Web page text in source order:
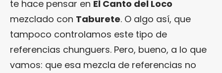
te hace pensar en El Canto del Loco
mezclado con Taburete. O algo así, que
tampoco controlamos este tipo de
referencias chunguers. Pero, bueno, a lo que
vamos: que esa mezcla de referencias no